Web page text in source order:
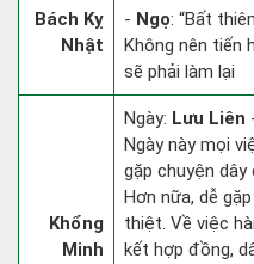
Bách Kỵ
Nhật
- Ngọ: “Bất
Không nên tiến
sẽ phải làm lại
Khổng
Minh
Ngày: Lưu Liên
Ngày này mọi
gặp chuyện
Hơn nữa, dễ
thiệt. Về việc
kết hợp đồng,